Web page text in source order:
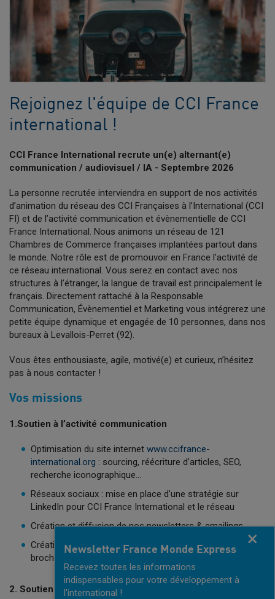
Rejoignez l'équipe de CCI France
international !
CCI France International recrute un(e) alternant(e)
communication / audiovisuel / IA - Septembre 2026
La personne recrutée interviendra en support de nos activités
d’animation du réseau des CCI Françaises à l’International (CCI
FI) et de l’activité communication et évènementielle de CCI
France International. Nous animons un réseau de 121
Chambres de Commerce françaises implantées partout dans
le monde. Notre rôle est de promouvoir en France l’activité de
ce réseau international. Vous serez en contact avec nos
structures à l’étranger, la langue de travail est principalement le
français. Directement rattaché à la Responsable
Communication, Évènementiel et Marketing vous intégrerez une
petite équipe dynamique et engagée de 10 personnes, dans nos
bureaux à Levallois-Perret (92).
Vous êtes enthousiaste, agile, motivé(e) et curieux, n’hésitez
pas à nous contacter !
Vos missions
1.Soutien à l’activité communication
Optimisation du site internet www.ccifrance-
international.org : sourcing, réécriture d’articles, SEO,
recherche iconographique…
Réseaux sociaux : mise en place d'une stratégie sur
LinkedIn pour CCI France International et le réseau
Création et diffusion de nos newsletters & emailings
Création de supports de communication : visuels,
brochures, logos, PPT…
2. Soutien à l’activité audiovisuel
Newsletter France Monde Express
Recevez toutes les informations
indispensables pour votre développement à
l'international !